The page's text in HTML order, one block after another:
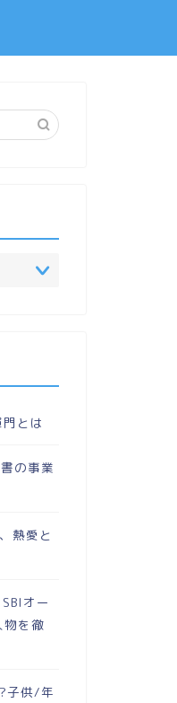
とは
の事業
熱愛と
オー
を徹
子供/年